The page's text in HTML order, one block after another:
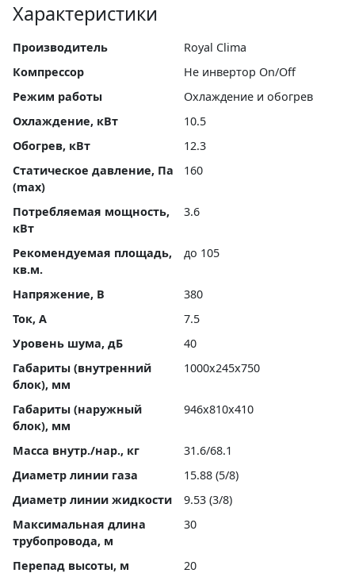
Характеристики
Производитель
Royal Clima
Компрессор
Не инвертор On/Off
Режим работы
Охлаждение и обогрев
Охлаждение, кВт
10.5
Обогрев, кВт
12.3
Статическое давление, Па
(max)
160
Потребляемая мощность,
кВт
3.6
Рекомендуемая площадь,
кв.м.
до 105
Напряжение, В
380
Ток, А
7.5
Уровень шума, дБ
40
Габариты (внутренний
блок), мм
1000x245x750
Габариты (наружный
блок), мм
946x810x410
Масса внутр./нар., кг
31.6/68.1
Диаметр линии газа
15.88 (5/8)
Диаметр линии жидкости
9.53 (3/8)
Максимальная длина
трубопровода, м
30
Перепад высоты, м 20